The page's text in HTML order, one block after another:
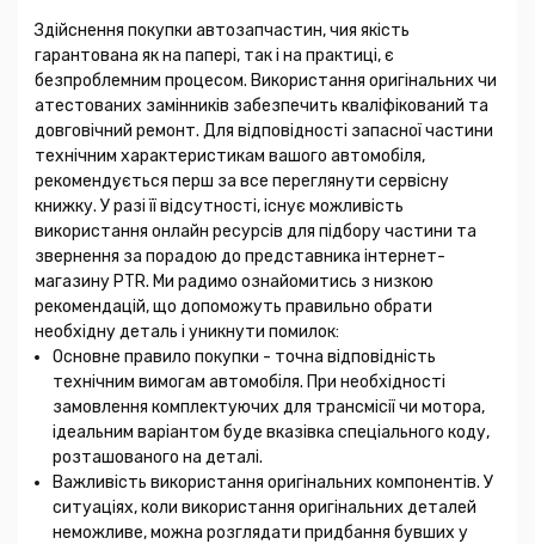
Здійснення покупки автозапчастин, чия якість
гарантована як на папері, так і на практиці, є
безпроблемним процесом. Використання оригінальних чи
атестованих замінників забезпечить кваліфікований та
довговічний ремонт. Для відповідності запасної частини
технічним характеристикам вашого автомобіля,
рекомендується перш за все переглянути сервісну
книжку. У разі її відсутності, існує можливість
використання онлайн ресурсів для підбору частини та
звернення за порадою до представника інтернет-
магазину PTR. Ми радимо ознайомитись з низкою
рекомендацій, що допоможуть правильно обрати
необхідну деталь і уникнути помилок:
Основне правило покупки - точна відповідність
технічним вимогам автомобіля. При необхідності
замовлення комплектуючих для трансмісії чи мотора,
ідеальним варіантом буде вказівка спеціального коду,
розташованого на деталі.
Важливість використання оригінальних компонентів. У
ситуаціях, коли використання оригінальних деталей
неможливе, можна розглядати придбання бувших у